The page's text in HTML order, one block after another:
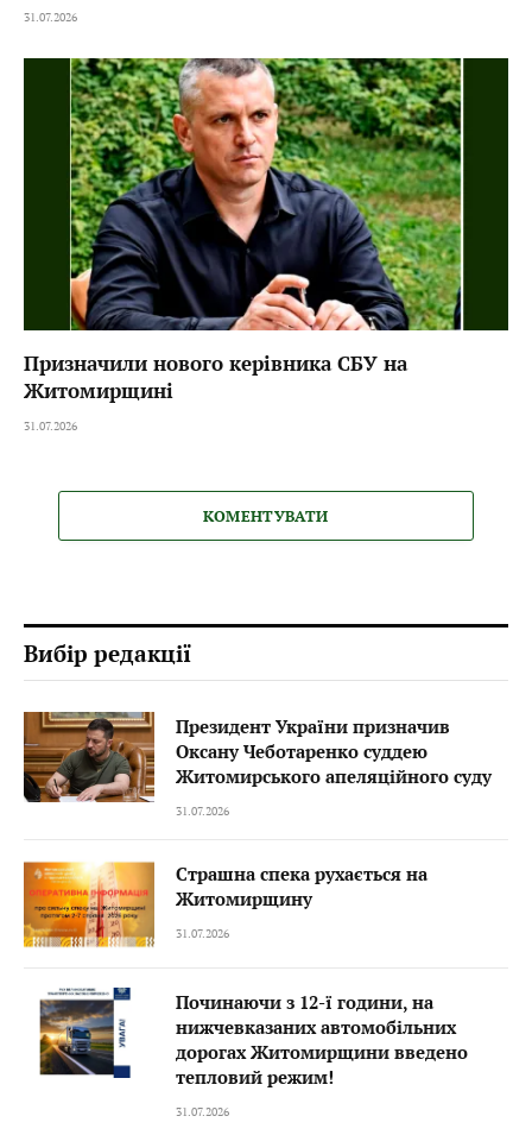
31.07.2026
Призначили нового керівника СБУ на
Житомирщині
31.07.2026
КОМЕНТУВАТИ
Вибір редакції
Президент України призначив
Оксану Чеботаренко суддею
Житомирського апеляційного суду
31.07.2026
Страшна спека рухається на
Житомирщину
31.07.2026
Починаючи з 12-ї години, на
нижчевказаних автомобільних
дорогах Житомирщини введено
тепловий режим!
31.07.2026